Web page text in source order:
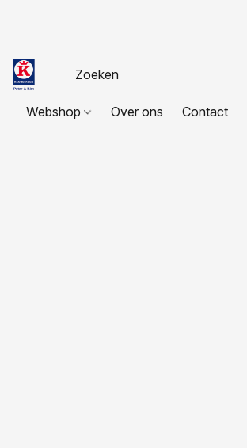
Webshop Over ons Contact